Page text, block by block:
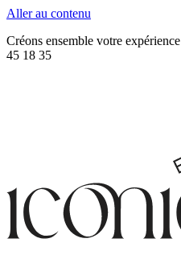
Aller au contenu
Créons ensemble votre
45 18 35